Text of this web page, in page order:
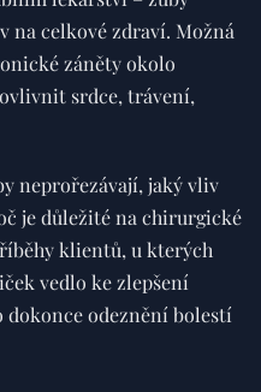
na celkové zdraví. Možná
záněty okolo
srdce, trávení,
neprořezávají, jaký vliv
je důležité na chirurgické
klientů, u kterých
vedlo ke zlepšení
odeznění bolestí